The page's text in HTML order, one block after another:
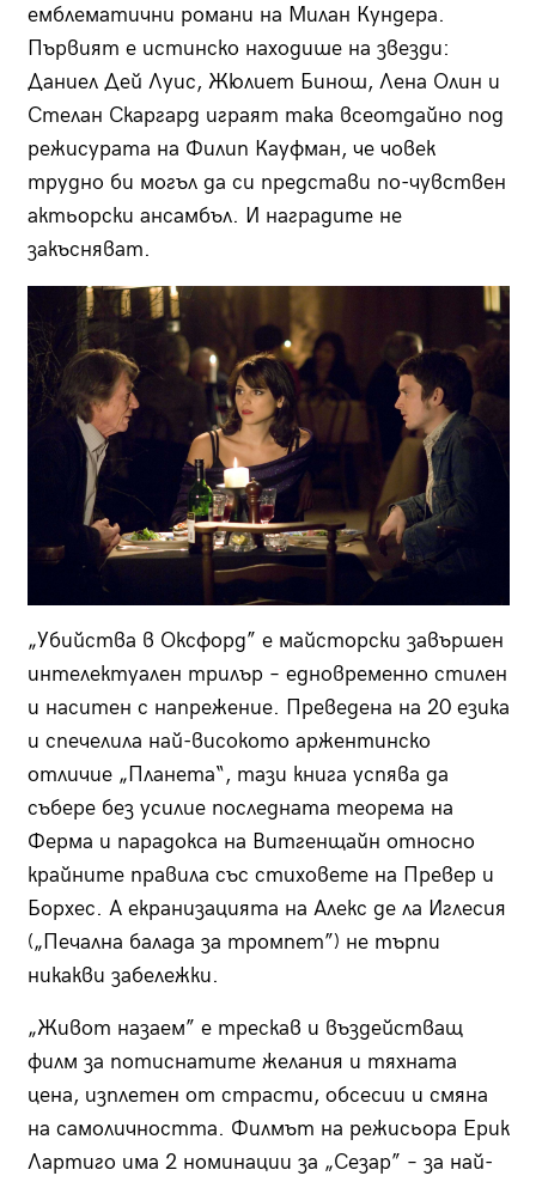
емблематични романи на Милан Кундера.
Първият е истинско находише на звезди:
Даниел Дей Луис, Жюлиет Бинош, Лена Олин и
Стелан Скаргард играят така всеотдайно под
режисурата на Филип Кауфман, че човек
трудно би могъл да си представи по-чувствен
актьорски ансамбъл. И наградите не
закъсняват.
„Убийства в Оксфорд” е майсторски завършен
интелектуален трилър – едновременно стилен
и наситен с напрежение. Преведена на 20 езика
и спечелила най-високото аржентинско
отличие „Планета“, тази книга успява да
събере без усилие последната теорема на
Ферма и парадокса на Витгенщайн относно
крайните правила със стиховете на Превер и
Борхес. А екранизацията на Алекс де ла Иглесия
(„Печална балада за тромпет”) не търпи
никакви забележки.
„Живот назаем” е трескав и въздействащ
филм за потиснатите желания и тяхната
цена, изплетен от страсти, обсесии и смяна
на самоличността. Филмът на режисьора Ерик
Лартиго има 2 номинации за „Сезар” – за най-